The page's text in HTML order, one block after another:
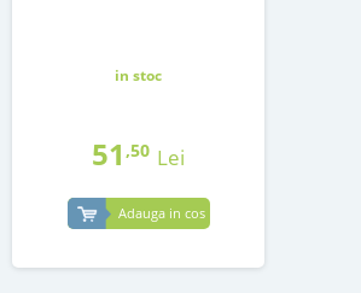
in stoc
51 ,50 Lei
Adauga in cos